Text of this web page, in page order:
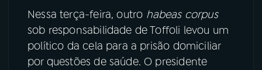
Nessa terça-feira, outro habeas corpus
sob responsabilidade de Toffoli levou um
político da cela para a prisão domiciliar
por questões de saúde. O presidente